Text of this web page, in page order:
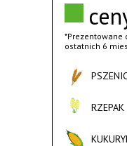
*Prezentowane
ostatnich 6
RZEPAK